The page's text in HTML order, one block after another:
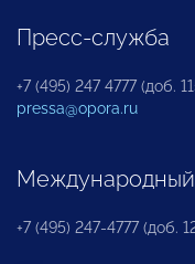
Пресс-служба
+7 (495) 247 4777 (доб.
pressa@opora.ru
+7 (495) 247-4777 (доб.